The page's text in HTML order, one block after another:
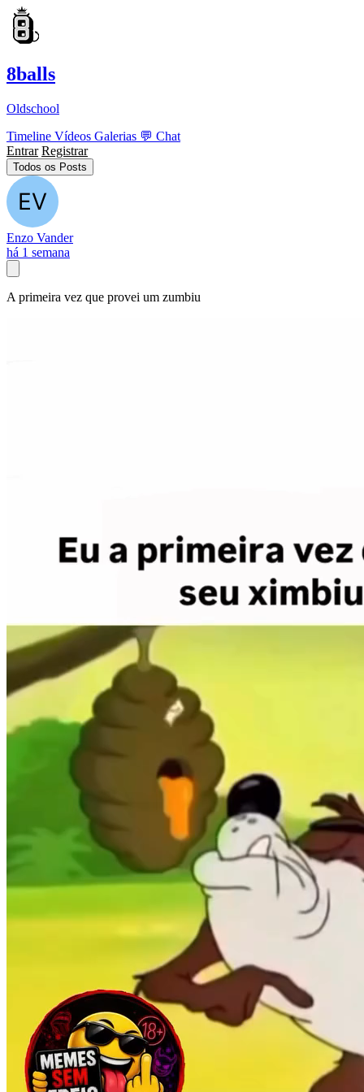
8balls
Oldschool
Timeline Vídeos Galerias 💬 Chat
Entrar Registrar
Todos os Posts
Enzo Vander
há 1 semana
A primeira vez que provei um zumbiu